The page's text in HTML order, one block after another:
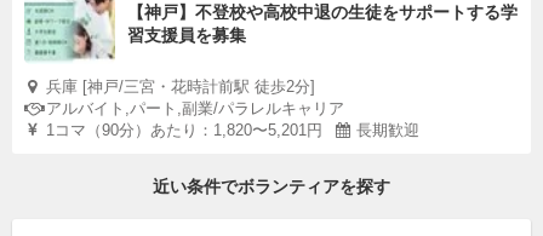
【神戸】不登校や高校中退の生徒をサポートする学
習支援員を募集
兵庫 [神戸/三宮・花時計前駅 徒歩2分]
アルバイト,パート,副業/パラレルキャリア
1コマ（90分）あたり：1,820〜5,201円
長期歓迎
近い条件でボランティアを探す